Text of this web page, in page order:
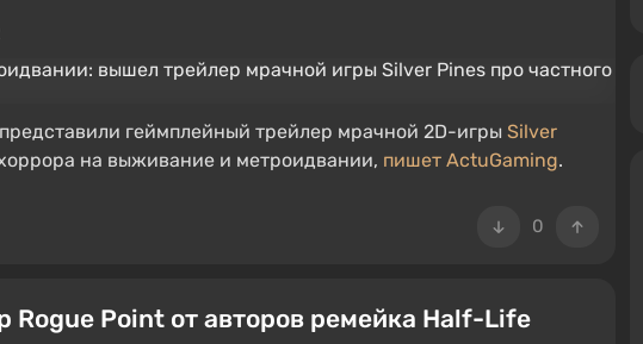
геймплейный трейлер мрачной 2D-игры Silver
на выживание и метроидвании, пишет ActuGaming.
0
Point от авторов ремейка Half-Life